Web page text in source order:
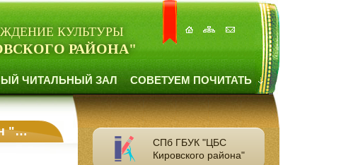
КУЛЬТУРЫ
РАЙОНА"
ЧИТАЛЬНЫЙ ЗАЛ СОВЕТУЕМ ПОЧИТАТЬ
СПб ГБУК "ЦБС
Кировского района"